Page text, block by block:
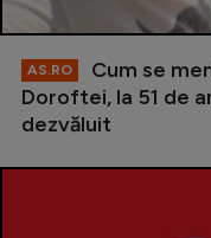
AS.RO
Cum se
Doroftei, la 51 de
dezvăluit